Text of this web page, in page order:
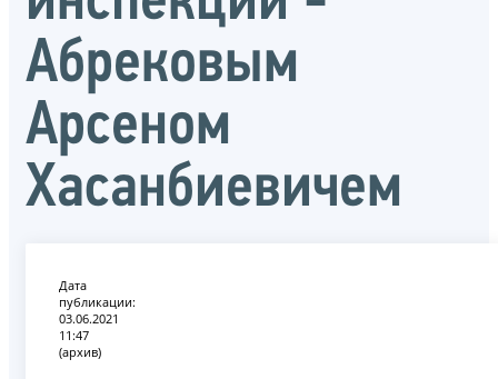
Абрековым
Арсеном
Хасанбиевичем
Дата
публикации:
03.06.2021
11:47
(архив)